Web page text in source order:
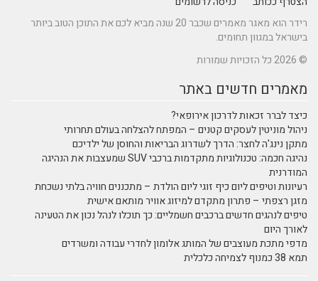
הוא מאגר מאמרים שכבר 20 שנה מביא לכם את התוכן הטוב ביותר
להצלחה בעולם תחרותי
והחוסן של ילדיכם
נהיגה חכמה: טכנולוגיות מתקדמות ברכבי SUV שמעצבות את הנהיגה
– מתכננים חוויה בלתי נשכחת
אוויר מותאם אישית
כך תוכלו לנהל נכון את הטעינה
לחדרי עבודה ומשרדים